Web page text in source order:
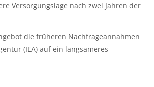
Versorgungslage nach zwei Jahren der
die früheren Nachfrageannahmen
(IEA) auf ein langsameres